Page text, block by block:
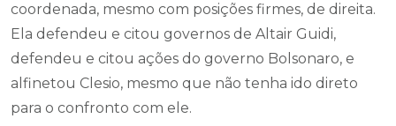
coordenada, mesmo com posições firmes, de direita.
Ela defendeu e citou governos de Altair Guidi,
defendeu e citou ações do governo Bolsonaro, e
alfinetou Clesio, mesmo que não tenha ido direto
para o confronto com ele.